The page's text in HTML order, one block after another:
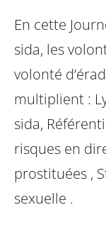
En cette
sida, les
volonté
multiplient :
sida,
risques en
prostituées ,
sexuelle .